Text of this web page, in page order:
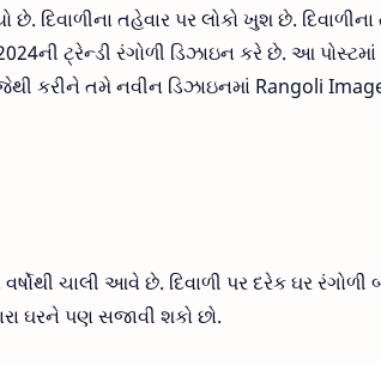
છે. દિવાળીના તહેવાર પર લોકો ખુશ છે.
ટ્રેન્ડી રંગોળી ડિઝાઇન કરે છે. આ પોસ્ટમાં
કરીને તમે નવીન ડિઝાઇનમાં Rangoli
ચાલી આવે છે. દિવાળી પર દરેક ઘર રંગોળી
ઘરને પણ સજાવી શકો છો.